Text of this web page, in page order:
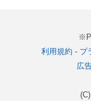
利用規約 - プ
広